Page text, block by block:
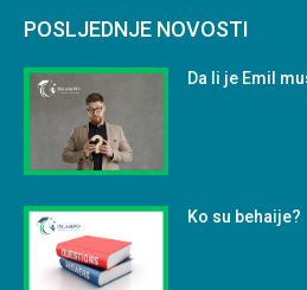
POSLJEDNJE NOVOSTI
Da li je Emil
Ko su behaije?